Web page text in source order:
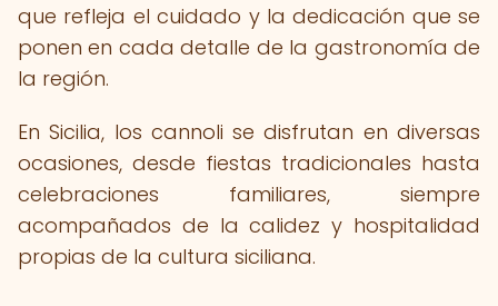
que refleja el cuidado y la dedicación que se
ponen en cada detalle de la gastronomía de
la región.
En Sicilia, los cannoli se disfrutan en diversas
ocasiones, desde fiestas tradicionales hasta
celebraciones familiares, siempre
acompañados de la calidez y hospitalidad
propias de la cultura siciliana.